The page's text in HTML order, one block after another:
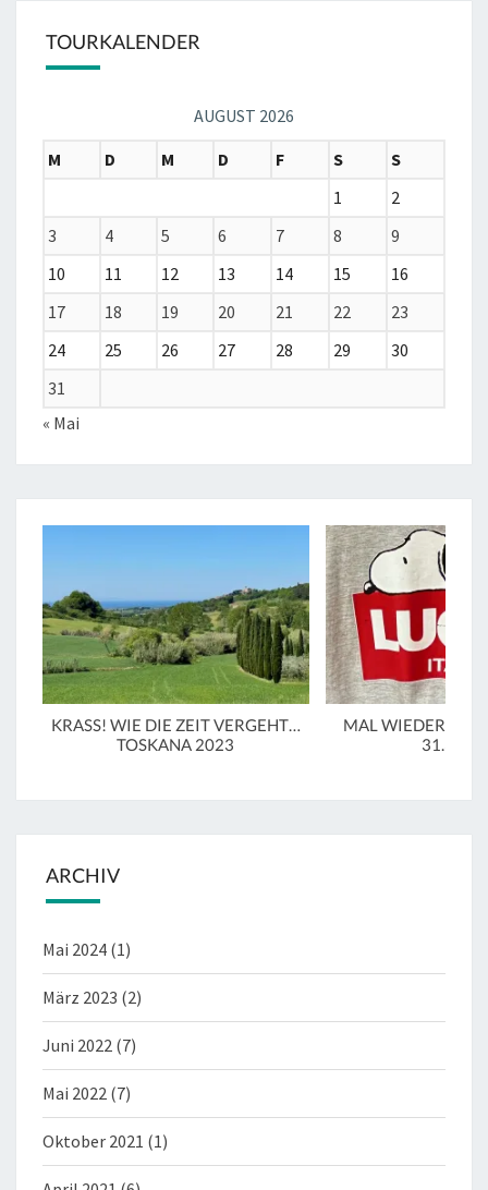
TOURKALENDER
AUGUST 2026
M
D M D F S
S
1
2
3
4 5 6 7 8
9
10
11 12 13 14 15
16
17
18 19 20 21 22
23
24
25 26 27 28 29
30
31
« Mai
KRASS! WIE DIE ZEIT VERGEHT…
TOSKANA 2023
MAL WIEDER IN
ARCHIV
Mai 2024 (1)
März 2023 (2)
Juni 2022 (7)
Mai 2022 (7)
Oktober 2021 (1)